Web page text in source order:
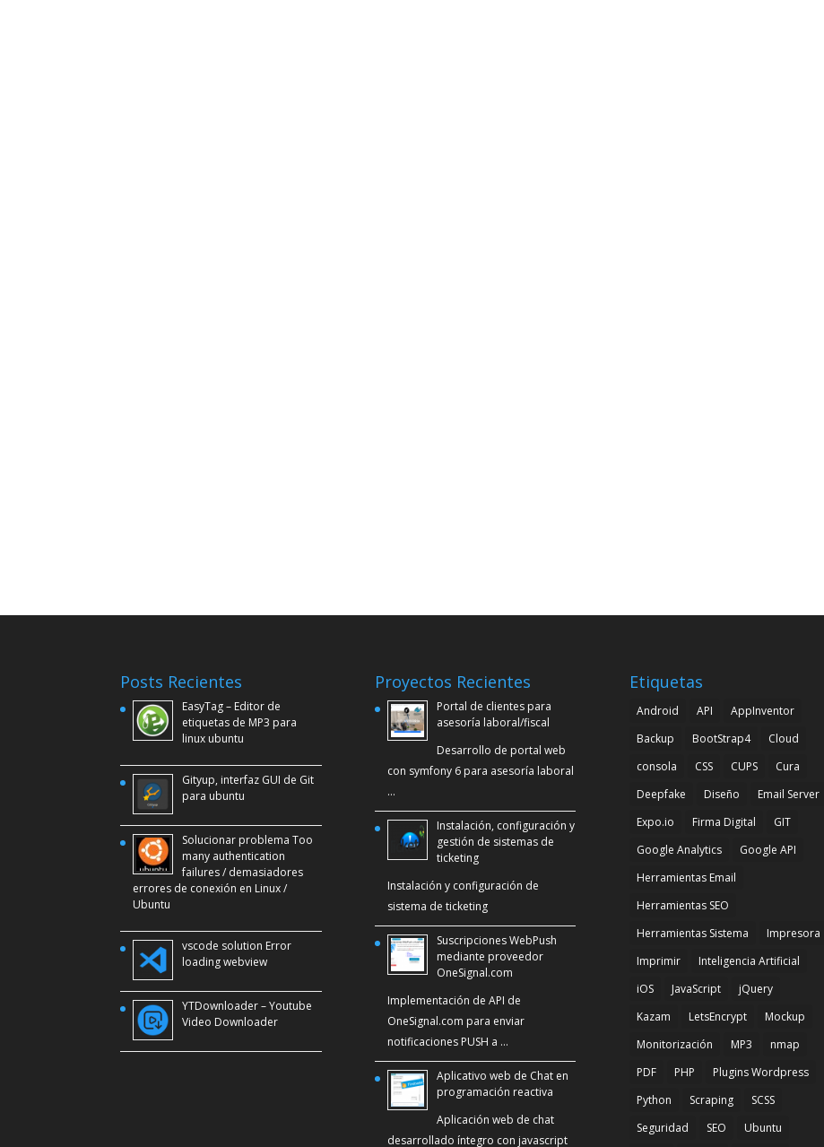
Posts Recientes
EasyTag – Editor de
etiquetas de MP3 para
linux ubuntu
Gityup, interfaz GUI de Git
para ubuntu
Solucionar problema Too
many authentication
failures / demasiadores
errores de conexión en Linux /
Ubuntu
vscode solution Error
loading webview
YTDownloader – Youtube
Video Downloader
Proyectos Recientes
Portal de clientes para
asesoría laboral/fiscal
Desarrollo de portal web
con symfony 6 para asesoría laboral
…
Instalación, configuración y
gestión de sistemas de
ticketing
Instalación y configuración de
sistema de ticketing
Suscripciones WebPush
mediante proveedor
OneSignal.com
Implementación de API de
OneSignal.com para enviar
notificaciones PUSH a …
Aplicativo web de Chat en
programación reactiva
Aplicación web de chat
desarrollado íntegro con javascript
Etiquetas
Android API
AppInventor
Backup
BootStrap4
Cloud
consola
CSS CUPS
Cura
Deepfake
Diseño
Email Server
Expo.io
Firma Digital
GIT
Google Analytics
Google API
Herramientas Email
Herramientas SEO
Herramientas Sistema
Impresora
Imprimir
Inteligencia Artificial
iOS
JavaScript
jQuery
Kazam
LetsEncrypt
Mockup
Monitorización
MP3
nmap
PDF
PHP
Plugins Wordpress
Python
Scraping
SCSS
Seguridad
SEO Ubuntu